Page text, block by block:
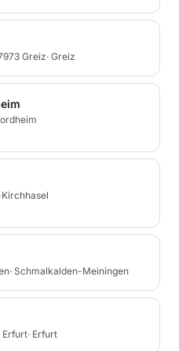
Greiz· Greiz
· Schmalkalden-Meiningen
Erfurt· Erfurt